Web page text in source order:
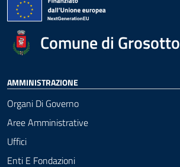
Comune di Grosotto
AMMINISTRAZIONE
Organi Di Governo
Aree Amministrative
Uffici
Enti E Fondazioni